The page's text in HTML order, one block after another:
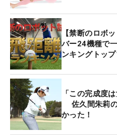
【禁断のロボ
バー24機種で
ンキングトッ
「この完成度
佐久間朱莉の
かった！